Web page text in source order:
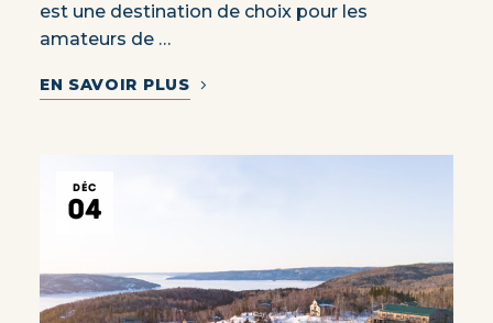
est une destination de choix pour les
amateurs de …
EN SAVOIR PLUS
DÉC
04